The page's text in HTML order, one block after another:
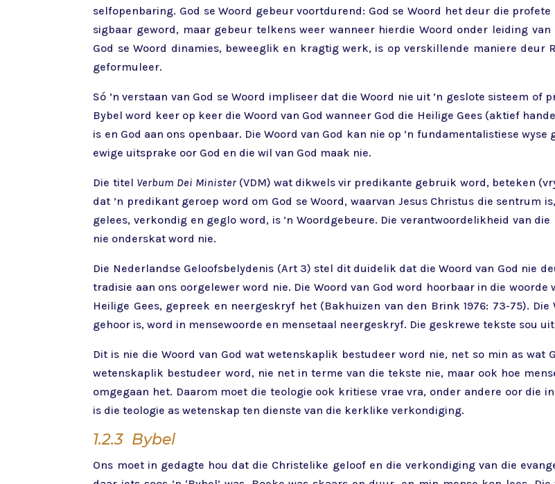
selfopenbaring. God se Woord gebeur voortdurend: God se Woord het deur die
sigbaar geword, maar gebeur telkens weer wanneer hierdie Woord onder leiding
God se Woord dinamies, beweeglik en kragtig werk, is op verskillende maniere deur
geformuleer.
Só ’n verstaan van God se Woord impliseer dat die Woord nie uit ’n geslote sisteem
Bybel word keer op keer die Woord van God wanneer God die Heilige Gees (aktief
is en God aan ons openbaar. Die Woord van God kan nie op ’n fundamentalistiese
ewige uitsprake oor God en die wil van God maak nie.
Die titel Verbum Dei Minister(VDM) wat dikwels vir predikante gebruik word, beteken
dat ’n predikant geroep word om God se Woord, waarvan Jesus Christus die sentrum
gelees, verkondig en geglo word, is ’n Woordgebeure. Die verantwoordelikheid van
nie onderskat word nie.
Die Nederlandse Geloofsbelydenis (Art 3) stel dit duidelik dat die Woord van God nie
tradisie aan ons oorgelewer word nie. Die Woord van God word hoorbaar in die
Heilige Gees, gepreek en neergeskryf het (Bakhuizen van den Brink 1976: 73-75).
gehoor is, word in mensewoorde en mensetaal neergeskryf. Die geskrewe tekste sou
Dit is nie die Woord van God wat wetenskaplik bestudeer word nie, net so min as
wetenskaplik bestudeer word, nie net in terme van die tekste nie, maar ook hoe
omgegaan het. Daarom moet die teologie ook kritiese vrae vra, onder andere oor die
is die teologie as wetenskap ten dienste van die kerklike verkondiging.
1.2.3 Bybel
Ons moet in gedagte hou dat die Christelike geloof en die verkondiging van die